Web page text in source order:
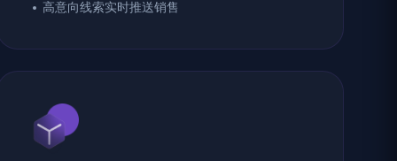
高意向线索实时推送销售